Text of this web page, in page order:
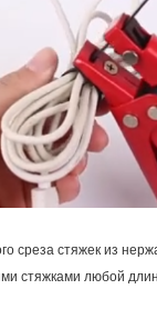
среза стяжек из
стяжками любой